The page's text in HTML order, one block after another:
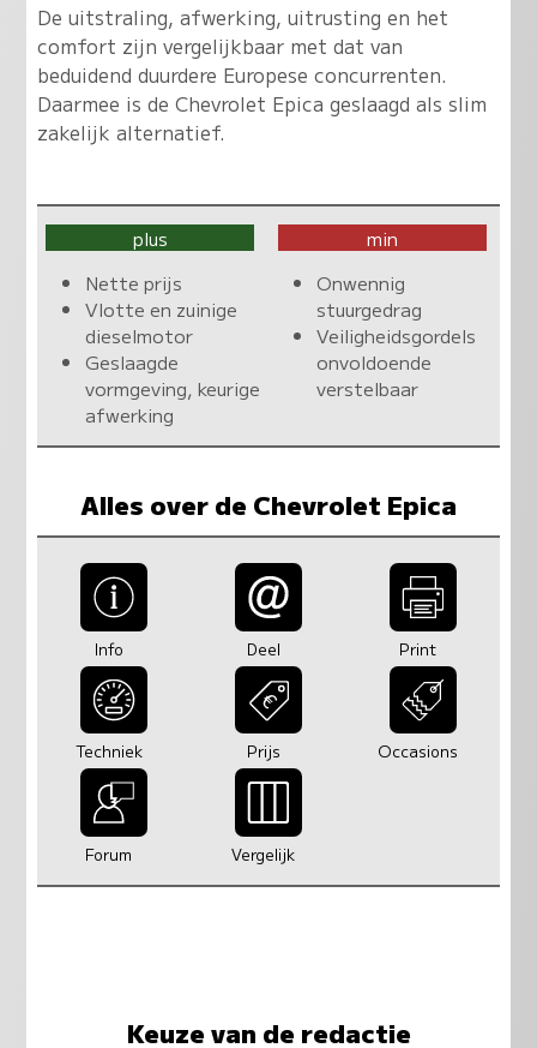
De uitstraling, afwerking, uitrusting en het
comfort zijn vergelijkbaar met dat van
beduidend duurdere Europese concurrenten.
Daarmee is de Chevrolet Epica geslaagd als slim
zakelijk alternatief.
plus
Nette prijs
Vlotte en zuinige
dieselmotor
Geslaagde
vormgeving, keurige
afwerking
min
Onwennig
stuurgedrag
Veiligheidsgordels
onvoldoende
verstelbaar
Alles over de Chevrolet Epica
Info Deel Print
Techniek Prijs Occasions
Forum Vergelijk
Keuze van de redactie